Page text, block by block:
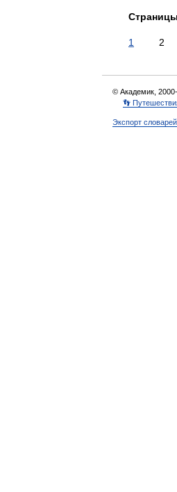
Страницы
1 2
© Академик,
👣
Экспорт